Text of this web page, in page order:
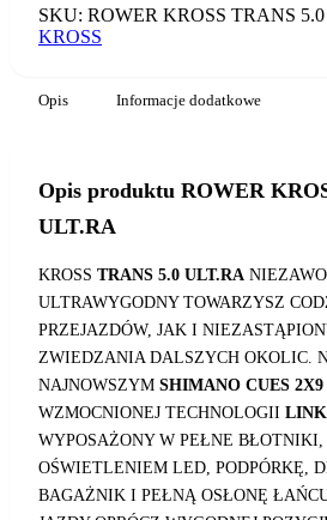
SKU: ROWER KROSS TRANS
KROSS
Opis Informacje dodatkowe
Opis produktu ROWER
ULT.RA
KROSS TRANS 5.0 ULT.RA
ULTRAWYGODNY TOWARZYSZ
PRZEJAZDÓW, JAK I
ZWIEDZANIA DALSZYCH OKOLIC.
NAJNOWSZYM SHIMANO CUES 2X9
WZMOCNIONEJ TECHNOLOGII
WYPOSAŻONY W PEŁNE
OŚWIETLENIEM LED, PODPÓRKĘ,
BAGAŻNIK I PEŁNĄ OSŁONĘ